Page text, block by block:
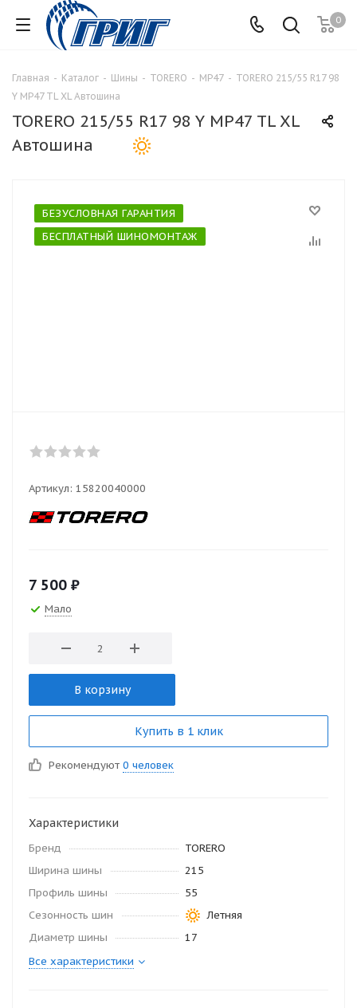
0
Главная - Каталог - Шины - TORERO - MP47 - TORERO 215/55 R17 98
Y MP47 TL XL Автошина
TORERO 215/55 R17 98 Y MP47 TL XL
Автошина
БЕЗУСЛОВНАЯ ГАРАНТИЯ
БЕСПЛАТНЫЙ ШИНОМОНТАЖ
Артикул: 15820040000
7 500 ₽
Мало
В корзину
Купить в 1 клик
Рекомендуют 0 человек
Характеристики
Бренд
TORERO
Ширина шины
215
Профиль шины
55
Сезонность шин
Летняя
Диаметр шины
17
Все характеристики